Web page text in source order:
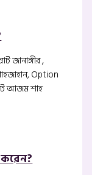
জানাঙ্গীর ,
Option
আজম শাহ
করেন?